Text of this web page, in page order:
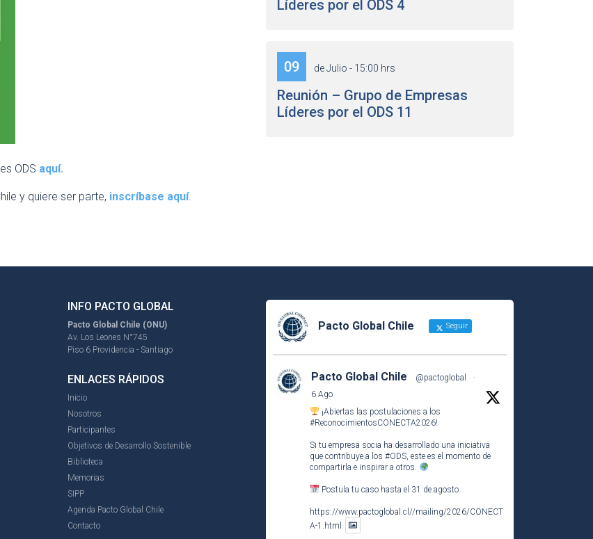
ODS aquí.
y quiere ser parte, inscríbase aquí.
Líderes por el ODS 4
09 de Julio - 15:00 hrs
Reunión – Grupo de Empresas
Líderes por el ODS 11
INFO PACTO GLOBAL
Pacto Global Chile (ONU)
Av. Los Leones N°745
Piso 6 Providencia - Santiago
ENLACES RÁPIDOS
Inicio
Nosotros
Participantes
Objetivos de Desarrollo Sostenible
Biblioteca
Memorias
SIPP
Agenda Pacto Global Chile
Contacto
Pacto Global Chile Seguir
Pacto Global Chile @pactoglobal
·
6 Ago
¡Abiertas las postulaciones a los
#ReconocimientosCONECTA2026!
Si tu empresa socia ha desarrollado una iniciativa
que contribuye a los #ODS, este es el momento de
compartirla e inspirar a otros.
Postula tu caso hasta el 31 de agosto.
https://www.pactoglobal.cl//mailing/2026/CONECT
A-1.html